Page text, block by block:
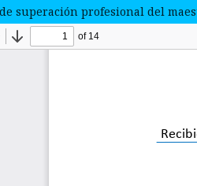
superación profesional del